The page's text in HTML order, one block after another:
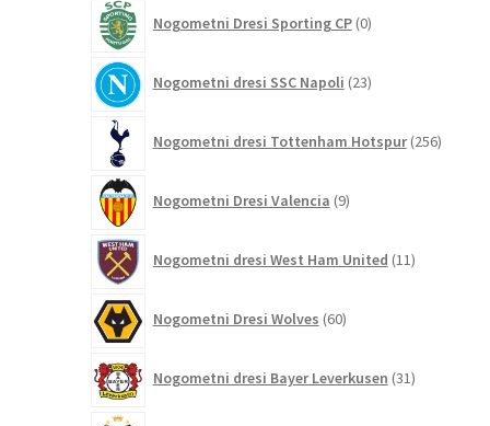
Nogometni Dresi Sporting CP 0izdelkov
Nogometni dresi SSC Napoli 23izdelkov
Nogometni dresi Tottenham Hotspur 256
Nogometni Dresi Valencia 9izdelkov
Nogometni dresi West Ham United 11izdelkov
Nogometni Dresi Wolves 60izdelkov
Nogometni dresi Bayer Leverkusen 31izdelkov